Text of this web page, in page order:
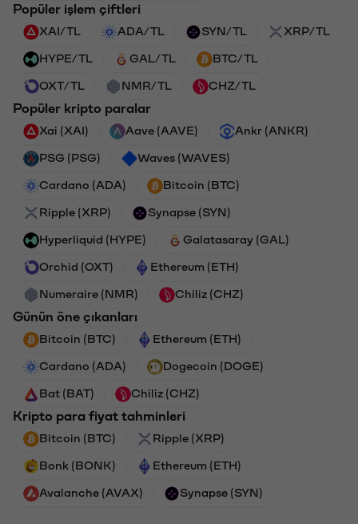
Popüler işlem çiftleri
XAI/TL ADA/TL SYN/TL XRP/TL
HYPE/TL GAL/TL BTC/TL
OXT/TL NMR/TL CHZ/TL
Popüler kripto paralar
Xai (XAI) Aave (AAVE) Ankr (ANKR)
PSG (PSG) Waves (WAVES)
Cardano (ADA) Bitcoin (BTC)
Ripple (XRP) Synapse (SYN)
Hyperliquid (HYPE) Galatasaray (GAL)
Orchid (OXT) Ethereum (ETH)
Numeraire (NMR) Chiliz (CHZ)
Günün öne çıkanları
Bitcoin (BTC) Ethereum (ETH)
Cardano (ADA) Dogecoin (DOGE)
Bat (BAT) Chiliz (CHZ)
Kripto para fiyat tahminleri
Bitcoin (BTC) Ripple (XRP)
Bonk (BONK) Ethereum (ETH)
Avalanche (AVAX) Synapse (SYN)